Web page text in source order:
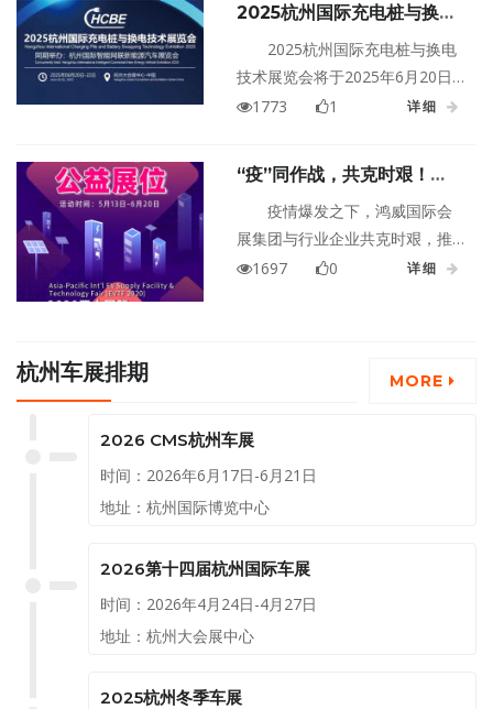
2025杭州国际充电桩与换电
技术展览会
2025杭州国际充电桩与换电
技术展览会将于2025年6月20日
至22日在浙江杭州大会展中心盛
1773 1 详细
“疫”同作战，共克时艰！
100个公益展位，5000间酒
店助力充电桩行业发展
疫情爆发之下，鸿威国际会
展集团与行业企业共克时艰，推
动行业发展，于5月13日至6月20
企业限申请一个展位），5000间
其迅速布局市场。数量有限，先
额）！
1697 0 详细
杭州车展排期 MORE
2026 CMS杭州车展
时间：2026年6月17日-6月21日
地址：杭州国际博览中心
2026第十四届杭州国际车展
时间：2026年4月24日-4月27日
地址：杭州大会展中心
2025杭州冬季车展